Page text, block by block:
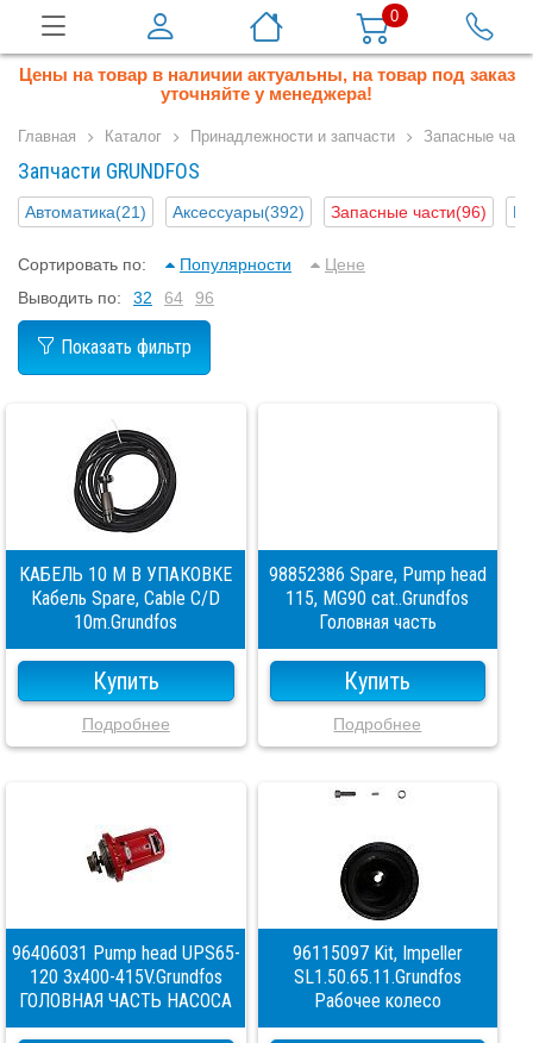
0
Цены на товар в наличии актуальны, на товар под заказ
уточняйте у менеджера!
Главная Каталог Принадлежности и запчасти Запасные
Запчасти GRUNDFOS
Автоматика(21) Аксессуары(392) Запасные части(96)
Сортировать по: Популярности
Цене
Выводить по:
32 64 96
Показать фильтр
КАБЕЛЬ 10 М В УПАКОВКЕ
Кабель Spare, Cable C/D
10m.Grundfos
Купить
Подробнее
98852386 Spare, Pump head
115, MG90 cat..Grundfos
Головная часть
Купить
Подробнее
96406031 Pump head UPS65-
120 3x400-415V.Grundfos
ГОЛОВНАЯ ЧАСТЬ НАСОСА
96115097 Kit, Impeller
SL1.50.65.11.Grundfos
Рабочее колесо